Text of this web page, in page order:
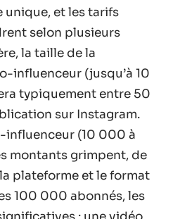
unique, et les tarifs
selon plusieurs
la taille de la
influenceur (jusqu’à 10
typiquement entre 50
sur Instagram.
influenceur (10 000 à
montants grimpent, de
plateforme et le format
100 000 abonnés, les